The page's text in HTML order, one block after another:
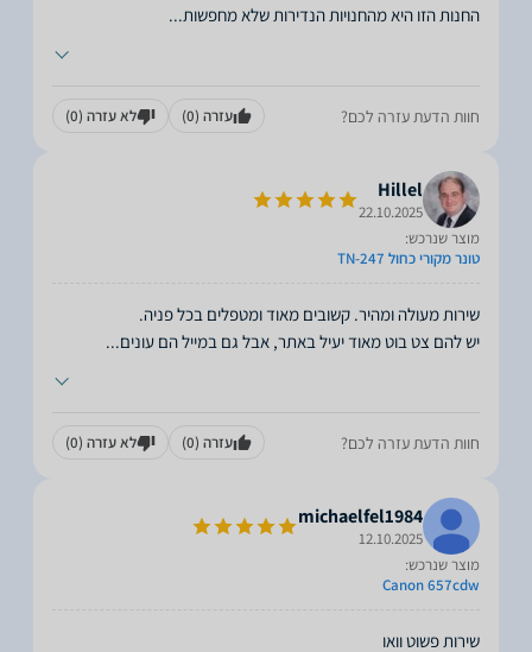
החנות הזו היא מהחנויות הנדירות שלא מחפשות...
חוות הדעת עזרה לכם? עזרה (0) לא עזרה (0)
Hillel
22.10.2025
מוצר שנרכש:
טונר מקורי כחול TN-247
יש להם צט בוט מאוד יעיל באתר, אבל גם במייל הם עונים...
חוות הדעת עזרה לכם? עזרה (0) לא עזרה (0)
michaelfel1984
12.10.2025
מוצר שנרכש:
Canon 657cdw